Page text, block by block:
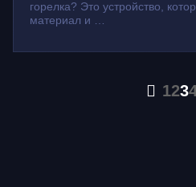
горелка? Это устройство,
материал и …
123